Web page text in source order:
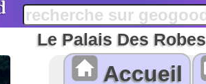
Le Palais Des
Accueil